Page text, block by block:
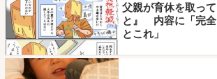
父親が育休を取っ
と』 内容に「完
とこれ」